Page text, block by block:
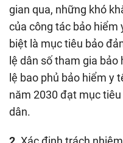
gian qua, những khó
của công tác bảo hiểm
biệt là mục tiêu bảo
lệ dân số tham gia
lệ bao phủ bảo hiểm y
năm 2030 đạt mục
dân.